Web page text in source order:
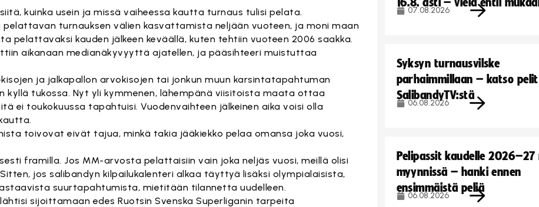
kuinka usein ja missä vaiheessa kautta turnaus tulisi pelata.
turnauksen välien kasvattamista neljään vuoteen, ja moni maan
pelattavaksi kauden jälkeen keväällä, kuten tehtiin vuoteen 2006 saakka.
aikanaan medianäkyvyyttä ajatellen, ja pääsihteeri muistuttaa
ja jalkapallon arvokisojen tai jonkun muun karsintatapahtuman
kyllä tukossa. Nyt yli kymmenen, lähempänä viisitoista maata ottaa
ei toukokuussa tapahtuisi. Vuodenvaihteen jälkeinen aika voisi olla
toivovat eivät tajua, minkä takia jääkiekko pelaa omansa joka vuosi,
framilla. Jos MM-arvosta pelattaisiin vain joka neljäs vuosi, meillä olisi
jos salibandyn kilpailukalenteri alkaa täyttyä lisäksi olympialaisista,
suurtapahtumista, mietitään tilannetta uudelleen.
sijoittamaan edes Ruotsin Svenska Superliganin tarpeita
07.08.2026
Syksyn turnausvilske
parhaimmillaan – katso pelit
SalibandyTV:stä
06.08.2026
Pelipassit kaudelle
myynnissä – hanki ennen
ensimmäistä peliä
06.08.2026